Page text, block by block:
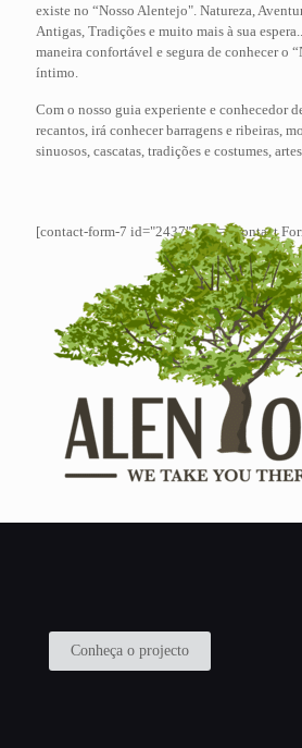
existe no “Nosso Alentejo". Natureza,
Antigas, Tradições e muito mais à sua
maneira confortável e segura de conhecer o
íntimo.
Com o nosso guia experiente e conhecedor
recantos, irá conhecer barragens e ribeiras,
sinuosos, cascatas, tradições e costumes,
[contact-form-7 id="2437" title="Contact
Conheça o projecto